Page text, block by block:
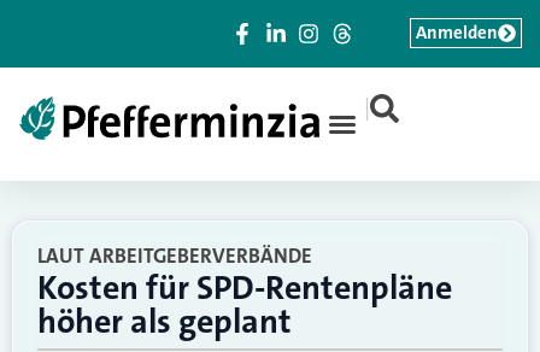
|
Anmelden
LAUT ARBEITGEBERVERBÄNDE
Kosten für SPD-Rentenpläne
höher als geplant